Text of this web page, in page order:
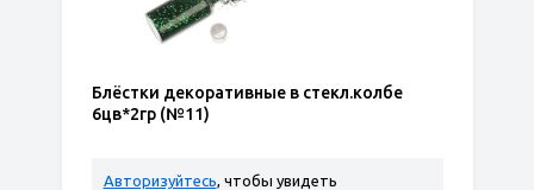
Блёстки декоративные в стекл.колбе
6цв*2гр (№11)
Авторизуйтесь, чтобы увидеть